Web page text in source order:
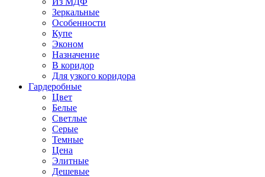
Зеркальные
Особенности
Купе
Эконом
Назначение
В коридор
Для узкого коридора
Гардеробные
Цвет
Белые
Светлые
Серые
Темные
Цена
Элитные
Дешевые